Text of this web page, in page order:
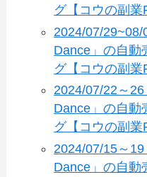
グ【コウの副業
2024/07/
Dance」の自
グ【コウの副業
2024/07/22～
Dance」の自
グ【コウの副業
2024/07/15～
Dance」の自